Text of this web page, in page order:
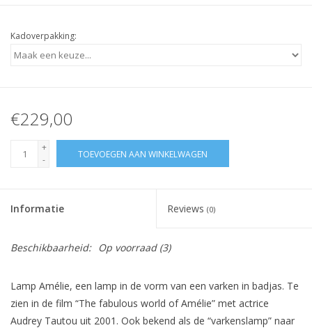
Kadoverpakking:
€229,00
+
-
TOEVOEGEN AAN WINKELWAGEN
Informatie Reviews (0)
Beschikbaarheid: Op voorraad(3)
Lamp Amélie, een lamp in de vorm van een varken in badjas. Te
zien in de film “The fabulous world of Amélie” met actrice
Audrey Tautou uit 2001. Ook bekend als de “varkenslamp” naar